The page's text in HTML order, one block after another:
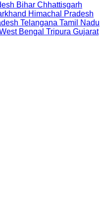
Bihar Chhattisgarh
Himachal Pradesh
Telangana Tamil Nadu
Bengal Tripura Gujarat